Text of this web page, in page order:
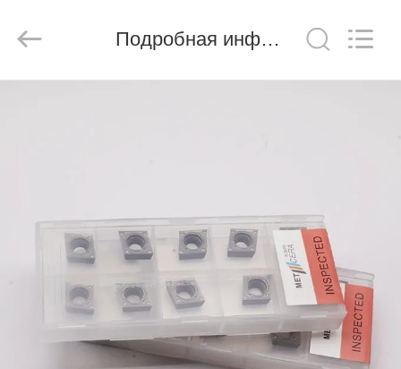
ЭКСКУРСИЯ
Materials
Co.,ltd.
Подробная информация о продукте